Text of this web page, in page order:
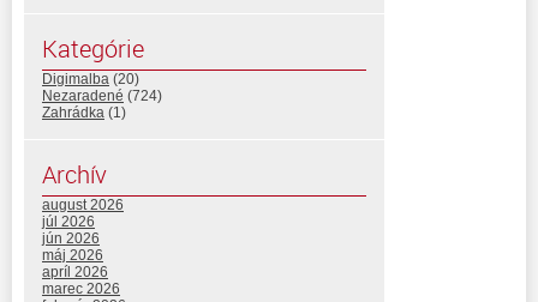
Kategórie
Digimalba (20)
Nezaradené (724)
Zahrádka (1)
Archív
august 2026
júl 2026
jún 2026
máj 2026
apríl 2026
marec 2026